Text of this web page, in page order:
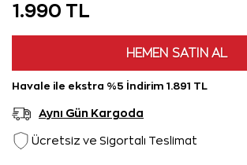
1.990 TL
HEMEN SATIN AL
Havale ile ekstra %5 İndirim 1.891 TL
Aynı Gün Kargoda
Ücretsiz ve Sigortalı Teslimat